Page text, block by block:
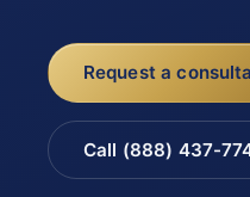
Request a
Call (888) 437-